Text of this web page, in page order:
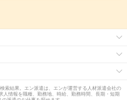
索結果。エン派遣は、エンが運営する人材派遣会社の
人情報を職種、勤務地、時給、勤務時間、長期・短期